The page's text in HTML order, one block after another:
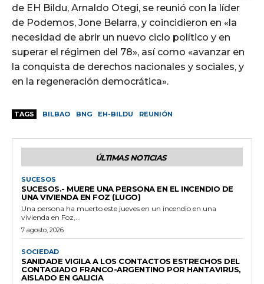
de EH Bildu, Arnaldo Otegi, se reunió con la líder
de Podemos, Jone Belarra, y coincidieron en «la
necesidad de abrir un nuevo ciclo político y en
superar el régimen del 78», así como «avanzar en
la conquista de derechos nacionales y sociales, y
en la regeneración democrática».
TAGS BILBAO BNG EH-BILDU REUNIÓN
ÚLTIMAS NOTICIAS
SUCESOS
SUCESOS.- MUERE UNA PERSONA EN EL INCENDIO DE
UNA VIVIENDA EN FOZ (LUGO)
Una persona ha muerto este jueves en un incendio en una
vivienda en Foz,...
7 agosto, 2026
SOCIEDAD
SANIDADE VIGILA A LOS CONTACTOS ESTRECHOS DEL
CONTAGIADO FRANCO-ARGENTINO POR HANTAVIRUS,
AISLADO EN GALICIA